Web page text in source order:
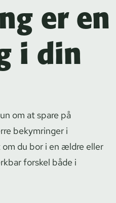
er en
i din
om at spare på
bekymringer i
du bor i en ældre eller
forskel både i